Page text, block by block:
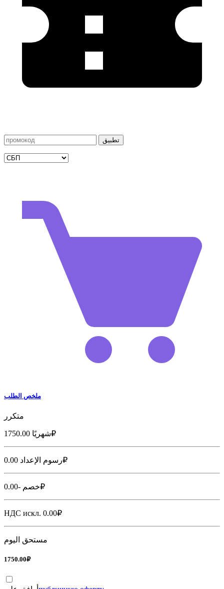
تطبيق
ملخص الطلب
متكرر
شهريًا 1750.00 ₽
رسوم الإعداد 0.00 ₽
خصم -
0.00 ₽
НДС искл. 0.00₽
مستحق اليوم
1750.00₽